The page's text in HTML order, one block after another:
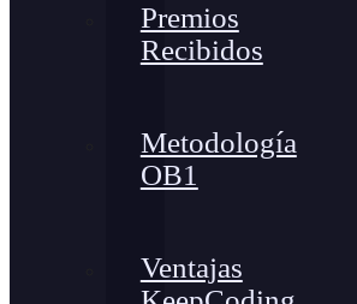
Premios
Recibidos
Metodología
OB1
Ventajas